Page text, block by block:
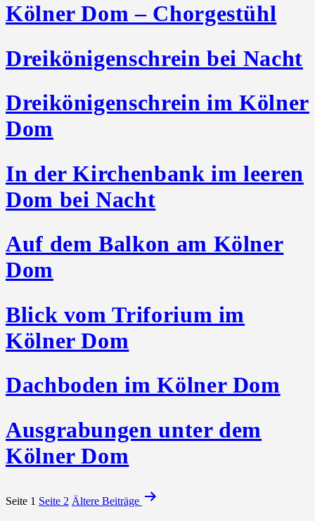
Kölner Dom – Chorgestühl
Dreikönigenschrein bei Nacht
Dreikönigenschrein im Kölner
Dom
In der Kirchenbank im leeren
Dom bei Nacht
Auf dem Balkon am Kölner
Dom
Blick vom Triforium im
Kölner Dom
Dachboden im Kölner Dom
Ausgrabungen unter dem
Kölner Dom
Seitennummerierung
Seite 1 Seite 2 Ältere Beiträge